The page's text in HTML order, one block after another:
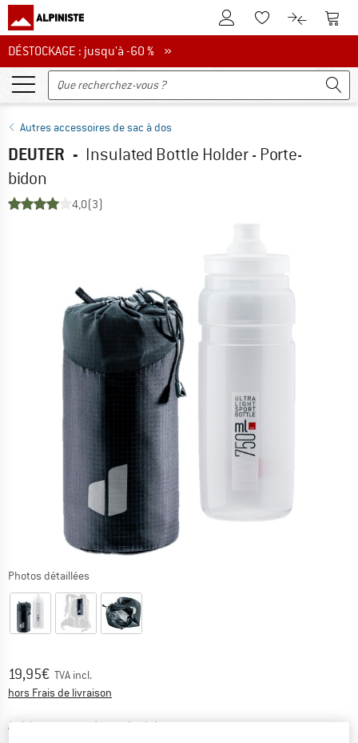
Vers le compte client
Vers la liste
Vers le
DÉSTOCKAGE : jusqu'à -60 %
DÉSTOCKAGE : jusqu'à -60 % »
Autres accessoires de sac à dos
DEUTER - Insulated Bottle Holder - Porte-
bidon
4,0(3)
Photos détaillées
Prix:
19,95€ TVA incl.
hors Frais de livraison
Article momentanément épuisé;